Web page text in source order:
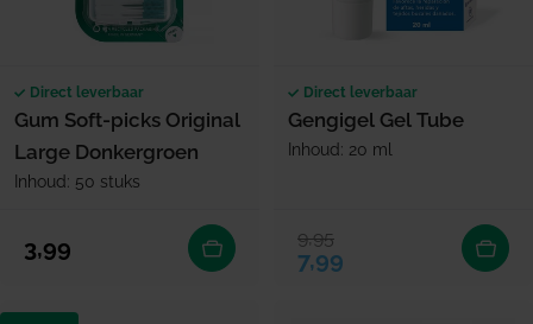
Direct leverbaar
Gum Soft-picks Original
Large Donkergroen
Inhoud: 50 stuks
Normale prijs
3,99
Direct leverbaar
Gengigel Gel Tube
Inhoud: 20 ml
Verkoopprijs
7,99
Normale prijs
9,95